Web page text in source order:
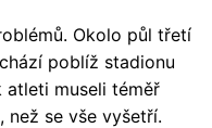
Okolo půl třetí
poblíž stadionu
atleti museli téměř
než se vše vyšetří.